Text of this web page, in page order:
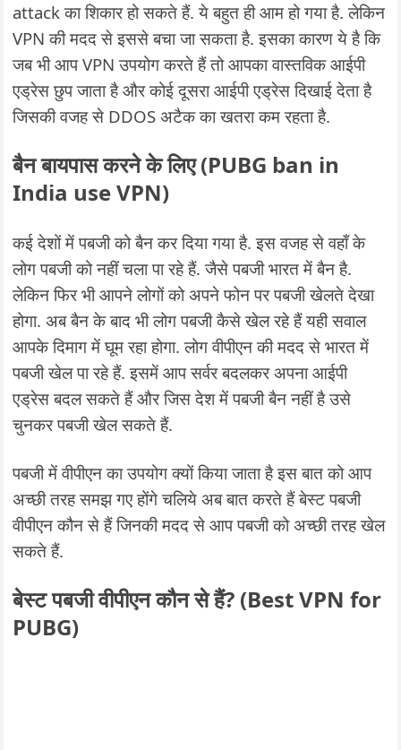
attack का शिकार हो सकते हैं. ये बहुत ही आम हो गया है. लेकिन
VPN की मदद से इससे बचा जा सकता है. इसका कारण ये है कि
जब भी आप VPN उपयोग करते हैं तो आपका वास्तविक आईपी
एड्रेस छुप जाता है और कोई दूसरा आईपी एड्रेस दिखाई देता है
जिसकी वजह से DDOS अटैक का खतरा कम रहता है.
बैन बायपास करने के लिए (PUBG ban in
India use VPN)
कई देशों में पबजी को बैन कर दिया गया है. इस वजह से वहाँ के
लोग पबजी को नहीं चला पा रहे हैं. जैसे पबजी भारत में बैन है.
लेकिन फिर भी आपने लोगों को अपने फोन पर पबजी खेलते देखा
होगा. अब बैन के बाद भी लोग पबजी कैसे खेल रहे हैं यही सवाल
आपके दिमाग में घूम रहा होगा. लोग वीपीएन की मदद से भारत में
पबजी खेल पा रहे हैं. इसमें आप सर्वर बदलकर अपना आईपी
एड्रेस बदल सकते हैं और जिस देश में पबजी बैन नहीं है उसे
चुनकर पबजी खेल सकते हैं.
पबजी में वीपीएन का उपयोग क्यों किया जाता है इस बात को आप
अच्छी तरह समझ गए होंगे चलिये अब बात करते हैं बेस्ट पबजी
वीपीएन कौन से हैं जिनकी मदद से आप पबजी को अच्छी तरह खेल
सकते हैं.
बेस्ट पबजी वीपीएन कौन से हैं? (Best VPN for
PUBG)